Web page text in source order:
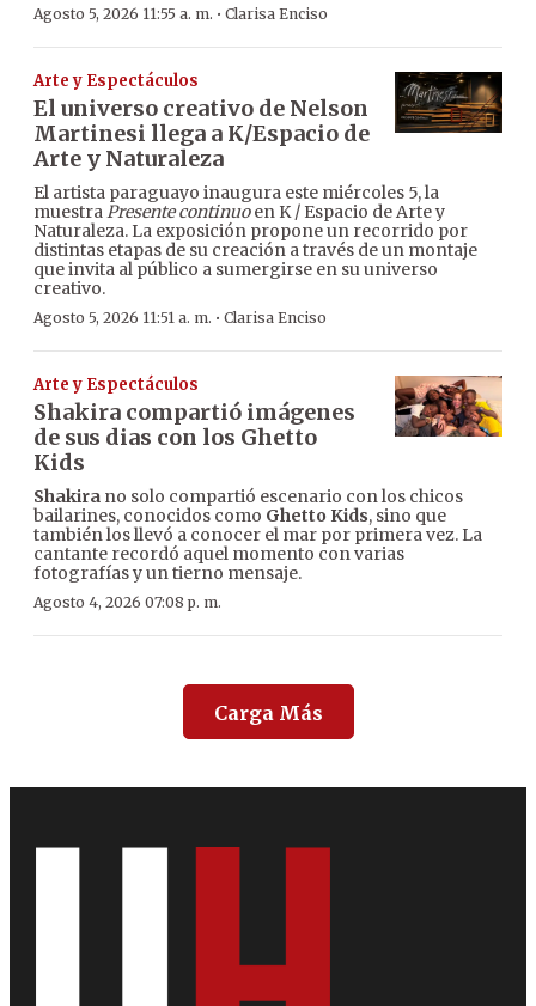
Agosto 5, 2026 11:55 a. m. · Clarisa Enciso
Arte y Espectáculos
El universo creativo de Nelson
Martinesi llega a K/Espacio de
Arte y Naturaleza
El artista paraguayo inaugura este miércoles 5, la
muestraPresente continuoen K / Espacio de Arte y
Naturaleza. La exposición propone un recorrido por
distintas etapas de su creación a través de un montaje
que invita al público a sumergirse en su universo
creativo.
Agosto 5, 2026 11:51 a. m. · Clarisa Enciso
Arte y Espectáculos
Shakira compartió imágenes
de sus dias con los Ghetto
Kids
Shakira no solo compartió escenario con los chicos
bailarines, conocidos como Ghetto Kids, sino que
también los llevó a conocer el mar por primera vez. La
cantante recordó aquel momento con varias
fotografías y un tierno mensaje.
Agosto 4, 2026 07:08 p. m.
Carga Más